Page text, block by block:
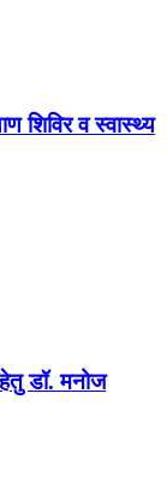
शिविर व स्वास्थ्य
डॉ. मनोज